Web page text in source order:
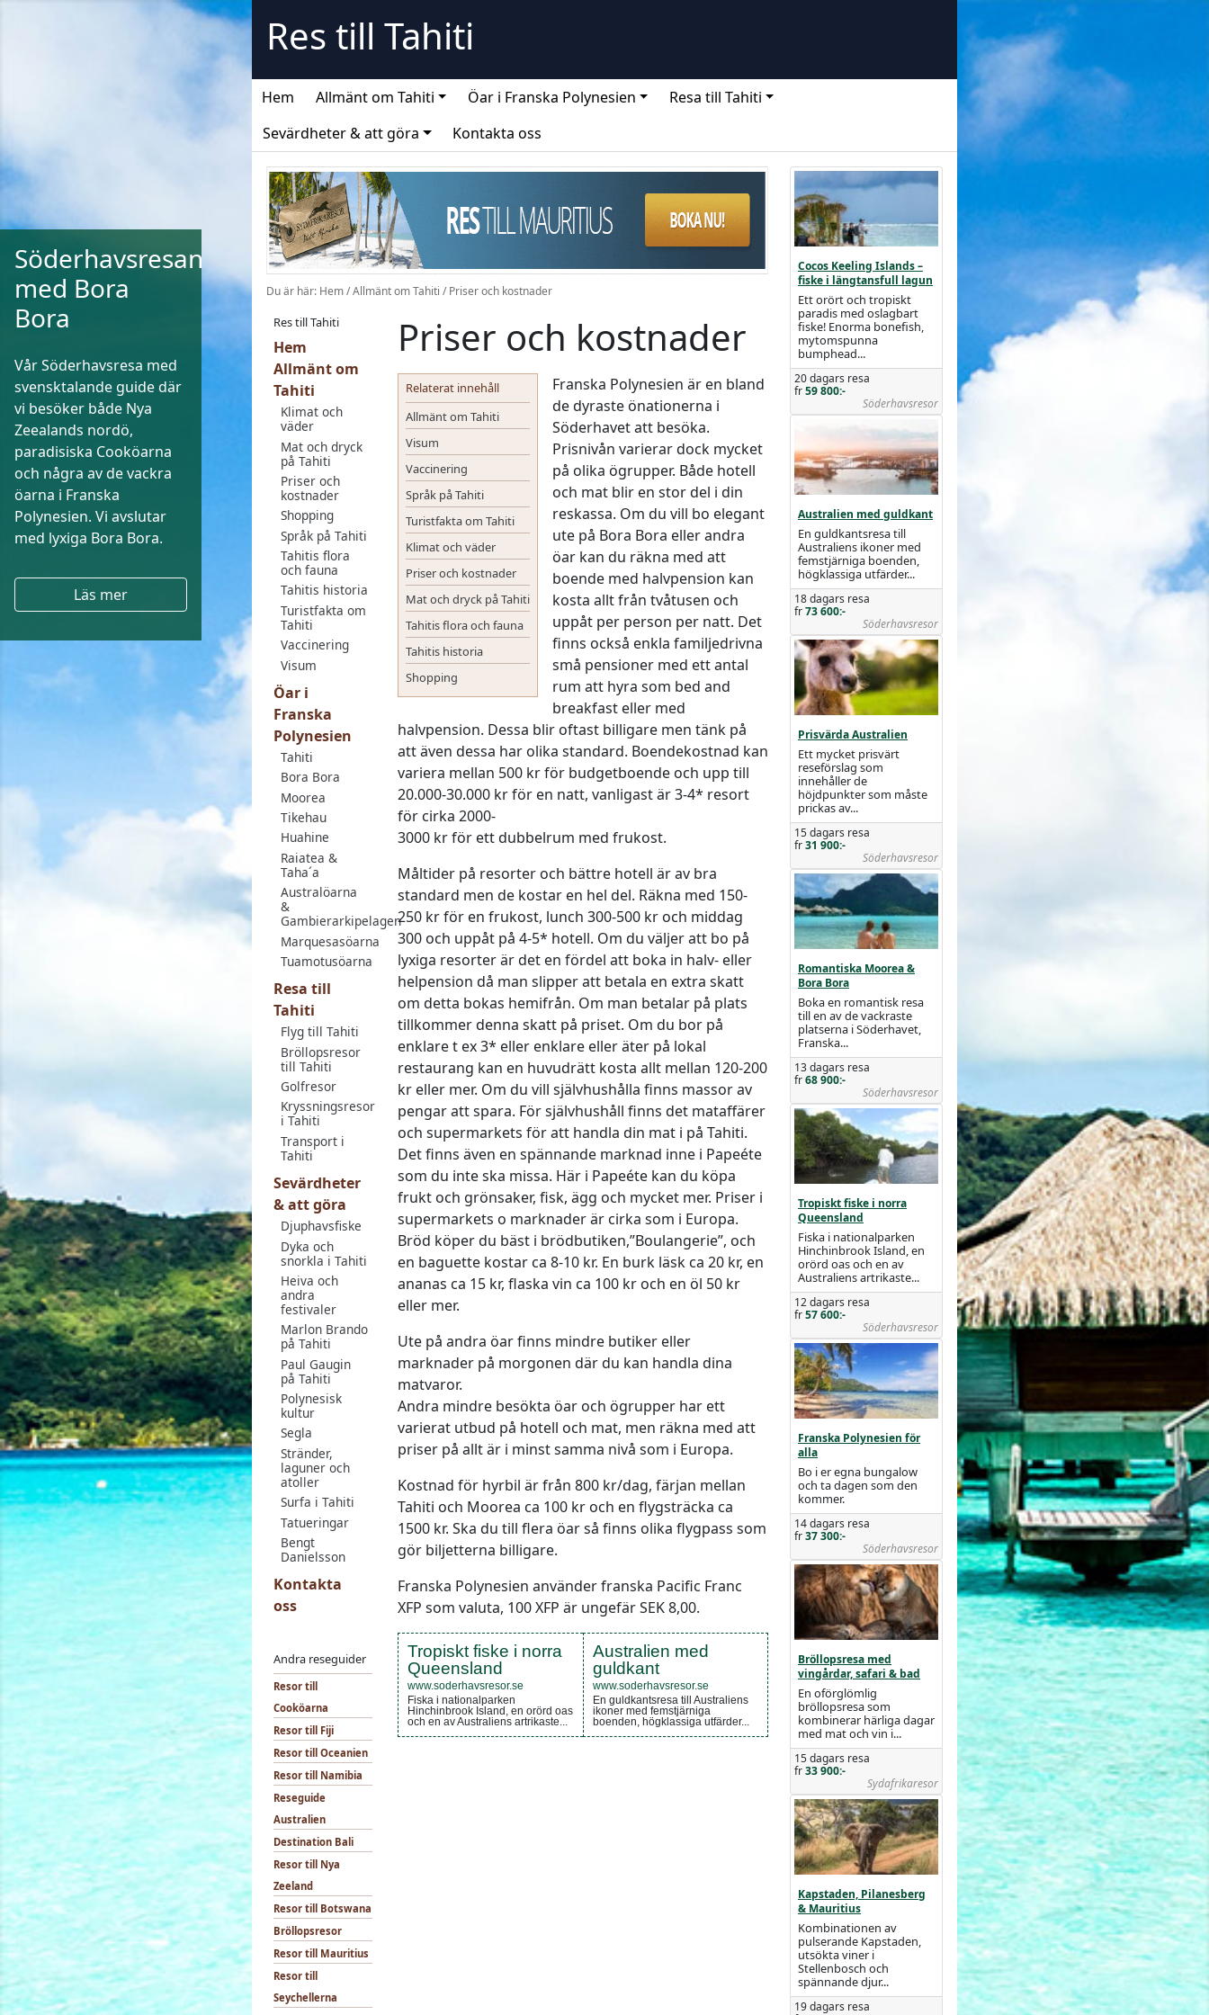
Söderhavsresan
med Bora
Bora
Vår Söderhavsresa med
svensktalande guide där
vi besöker både Nya
Zeealands nordö,
paradisiska Cooköarna
och några av de vackra
öarna i Franska
Polynesien. Vi avslutar
med lyxiga Bora Bora.
Läs mer
Skip
to
content
Res till Tahiti
Hem Allmänt om Tahiti Öar i Franska Polynesien
Resa till Tahiti
Sevärdheter & att göra
Kontakta oss
Du är här: Hem/Allmänt om Tahiti /Priser och kostnader
Res till Tahiti
Hem
Allmänt om
Tahiti
Klimat och
väder
Mat och dryck
på Tahiti
Priser och
kostnader
Shopping
Språk på Tahiti
Tahitis flora
och fauna
Tahitis historia
Turistfakta om
Tahiti
Vaccinering
Visum
Öar i
Franska
Polynesien
Tahiti
Bora Bora
Moorea
Tikehau
Huahine
Raiatea &
Taha´a
Australöarna
&
Gambierarkipelagen
Marquesasöarna
Tuamotusöarna
Resa till
Tahiti
Flyg till Tahiti
Bröllopsresor
till Tahiti
Golfresor
Kryssningsresor
i Tahiti
Transport i
Tahiti
Sevärdheter
& att göra
Djuphavsfiske
Dyka och
snorkla i Tahiti
Heiva och
andra
festivaler
Marlon Brando
på Tahiti
Paul Gaugin
på Tahiti
Polynesisk
kultur
Segla
Stränder,
laguner och
atoller
Surfa i Tahiti
Tatueringar
Bengt
Danielsson
Kontakta
oss
Andra reseguider
Resor till
Cooköarna
Resor till Fiji
Resor till Oceanien
Resor till Namibia
Reseguide
Australien
Destination Bali
Resor till Nya
Zeeland
Resor till Botswana
Bröllopsresor
Resor till Mauritius
Resor till
Seychellerna
Priser och kostnader
Relaterat innehåll
Allmänt om Tahiti
Visum
Vaccinering
Språk på Tahiti
Turistfakta om Tahiti
Klimat och väder
Priser och kostnader
Mat och dryck på Tahiti
Tahitis flora och fauna
Tahitis historia
Shopping
Franska Polynesien är en bland
de dyraste önationerna i
Söderhavet att besöka.
Prisnivån varierar dock mycket
på olika ögrupper. Både hotell
och mat blir en stor del i din
reskassa. Om du vill bo elegant
ute på Bora Bora eller andra
öar kan du räkna med att
boende med halvpension kan
kosta allt från tvåtusen och
uppåt per person per natt. Det
finns också enkla familjedrivna
små pensioner med ett antal
rum att hyra som bed and
breakfast eller med
halvpension. Dessa blir oftast billigare men tänk på
att även dessa har olika standard. Boendekostnad kan
variera mellan 500 kr för budgetboende och upp till
20.000-30.000 kr för en natt, vanligast är 3-4* resort
för cirka 2000-
3000 kr för ett dubbelrum med frukost.
Måltider på resorter och bättre hotell är av bra
standard men de kostar en hel del. Räkna med 150-
250 kr för en frukost, lunch 300-500 kr och middag
300 och uppåt på 4-5* hotell. Om du väljer att bo på
lyxiga resorter är det en fördel att boka in halv- eller
helpension då man slipper att betala en extra skatt
om detta bokas hemifrån. Om man betalar på plats
tillkommer denna skatt på priset. Om du bor på
enklare t ex 3* eller enklare eller äter på lokal
restaurang kan en huvudrätt kosta allt mellan 120-200
kr eller mer. Om du vill självhushålla finns massor av
pengar att spara. För självhushåll finns det mataffärer
och supermarkets för att handla din mat i på Tahiti.
Det finns även en spännande marknad inne i Papeéte
som du inte ska missa. Här i Papeéte kan du köpa
frukt och grönsaker, fisk, ägg och mycket mer. Priser i
supermarkets o marknader är cirka som i Europa.
Bröd köper du bäst i brödbutiken,”Boulangerie”, och
en baguette kostar ca 8-10 kr. En burk läsk ca 20 kr, en
ananas ca 15 kr, flaska vin ca 100 kr och en öl 50 kr
eller mer.
Ute på andra öar finns mindre butiker eller
marknader på morgonen där du kan handla dina
matvaror.
Andra mindre besökta öar och ögrupper har ett
varierat utbud på hotell och mat, men räkna med att
priser på allt är i minst samma nivå som i Europa.
Kostnad för hyrbil är från 800 kr/dag, färjan mellan
Tahiti och Moorea ca 100 kr och en flygsträcka ca
1500 kr. Ska du till flera öar så finns olika flygpass som
gör biljetterna billigare.
Franska Polynesien använder franska Pacific Franc
XFP som valuta, 100 XFP är ungefär SEK 8,00.
Tropiskt fiske i norra
Queensland
www.soderhavsresor.se
Fiska i nationalparken
Hinchinbrook Island, en orörd oas
och en av Australiens artrikaste...
Australien med
guldkant
www.soderhavsresor.se
En guldkantsresa till Australiens
ikoner med femstjärniga
boenden, högklassiga utfärder...
Cocos Keeling Islands –
fiske i längtansfull lagun
Ett orört och tropiskt
paradis med oslagbart
fiske! Enorma bonefish,
mytomspunna
bumphead...
20 dagars resa
fr59 800:-
Söderhavsresor
Australien med guldkant
En guldkantsresa till
Australiens ikoner med
femstjärniga boenden,
högklassiga utfärder...
18 dagars resa
fr73 600:-
Söderhavsresor
Prisvärda Australien
Ett mycket prisvärt
reseförslag som
innehåller de
höjdpunkter som måste
prickas av...
15 dagars resa
fr31 900:-
Söderhavsresor
Romantiska Moorea &
Bora Bora
Boka en romantisk resa
till en av de vackraste
platserna i Söderhavet,
Franska...
13 dagars resa
fr68 900:-
Söderhavsresor
Tropiskt fiske i norra
Queensland
Fiska i nationalparken
Hinchinbrook Island, en
orörd oas och en av
Australiens artrikaste...
12 dagars resa
fr57 600:-
Söderhavsresor
Franska Polynesien för
alla
Bo i er egna bungalow
och ta dagen som den
kommer.
14 dagars resa
fr37 300:-
Söderhavsresor
Bröllopsresa med
vingårdar, safari & bad
En oförglömlig
bröllopsresa som
kombinerar härliga dagar
med mat och vin i...
15 dagars resa
fr33 900:-
Sydafrikaresor
Kapstaden, Pilanesberg
& Mauritius
Kombinationen av
pulserande Kapstaden,
utsökta viner i
Stellenbosch och
spännande djur...
19 dagars resa